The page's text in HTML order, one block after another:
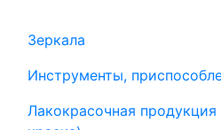
Зеркала
Инструменты,
Лакокрасочная